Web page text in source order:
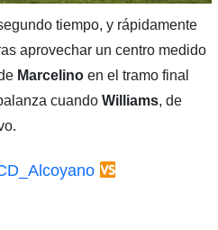
tiempo, y rápidamente
aprovechar un centro medido
Marcelino en el tramo final
cuando Williams, de